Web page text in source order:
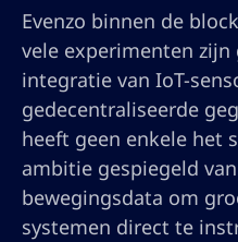
Evenzo binnen de
vele experimenten zijn
integratie van IoT-
gedecentraliseerde
heeft geen enkele het
ambitie gespiegeld
bewegingsdata om
systemen direct te